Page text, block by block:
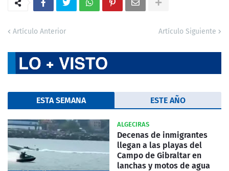
Artículo Anterior Artículo Siguiente
ESTA SEMANA ESTE AÑO
ALGECIRAS
Decenas de inmigrantes
llegan a las playas del
Campo de Gibraltar en
lanchas y motos de agua